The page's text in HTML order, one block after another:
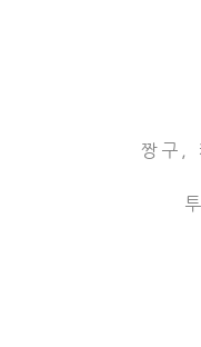
짱구,